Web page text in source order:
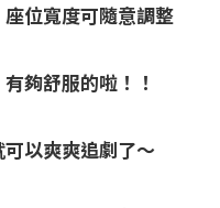
位寬度可隨意調整
夠舒服的啦！！
以爽爽追劇了～